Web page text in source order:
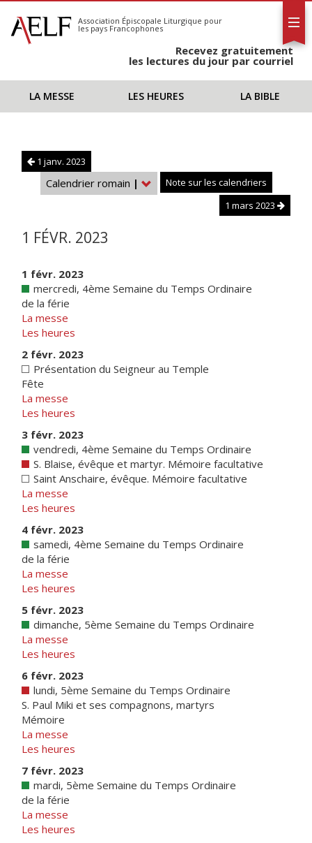
S'abonner
Calendrier
Association Épiscopale Liturgique pour
les pays Francophones
Recevez gratuitement
les lectures du jour par courriel
LA MESSE LES HEURES LA BIBLE
1 janv. 2023
Calendrier romain |
Note sur les calendriers
1 mars 2023
1 FÉVR. 2023
1 févr. 2023
mercredi, 4ème Semaine du Temps Ordinaire
de la férie
La messe
Les heures
2 févr. 2023
Présentation du Seigneur au Temple
Fête
La messe
Les heures
3 févr. 2023
vendredi, 4ème Semaine du Temps Ordinaire
S. Blaise, évêque et martyr. Mémoire facultative
Saint Anschaire, évêque. Mémoire facultative
La messe
Les heures
4 févr. 2023
samedi, 4ème Semaine du Temps Ordinaire
de la férie
La messe
Les heures
5 févr. 2023
dimanche, 5ème Semaine du Temps Ordinaire
La messe
Les heures
6 févr. 2023
lundi, 5ème Semaine du Temps Ordinaire
S. Paul Miki et ses compagnons, martyrs
Mémoire
La messe
Les heures
7 févr. 2023
mardi, 5ème Semaine du Temps Ordinaire
de la férie
La messe
Les heures